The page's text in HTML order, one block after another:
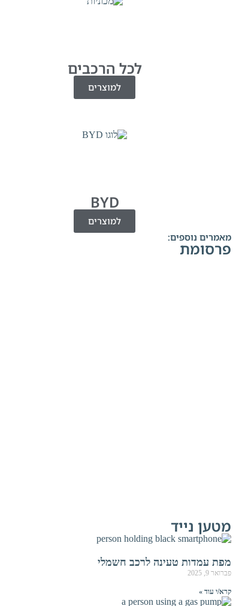
לכל הרכבים
למוצרים
BYD
למוצרים
מאמרים נוספים:
פרסומת
מטען נייד
מפת עמדות טעינה לרכב חשמלי
פברואר 9, 2025
קרא/י עוד »